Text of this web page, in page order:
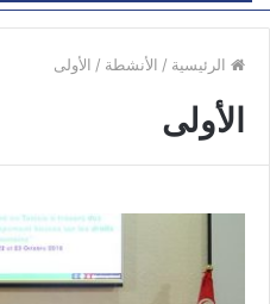
الرئيسية / الأنشطة / الأولى
الأولى